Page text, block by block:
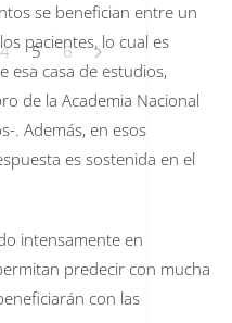
se benefician entre un
pacientes, lo cual es
esa casa de estudios,
de la Academia Nacional
. Además, en esos
es sostenida en el
intensamente en
predecir con mucha
con las
4 5 6